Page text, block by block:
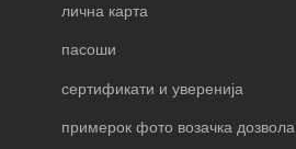
лична карта
пасоши
сертификати и уверенија
примерок фото возачка дозвола